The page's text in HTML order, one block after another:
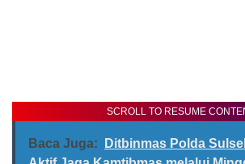
SCROLL TO RESUME
Baca Juga:
Ditbinmas Polda